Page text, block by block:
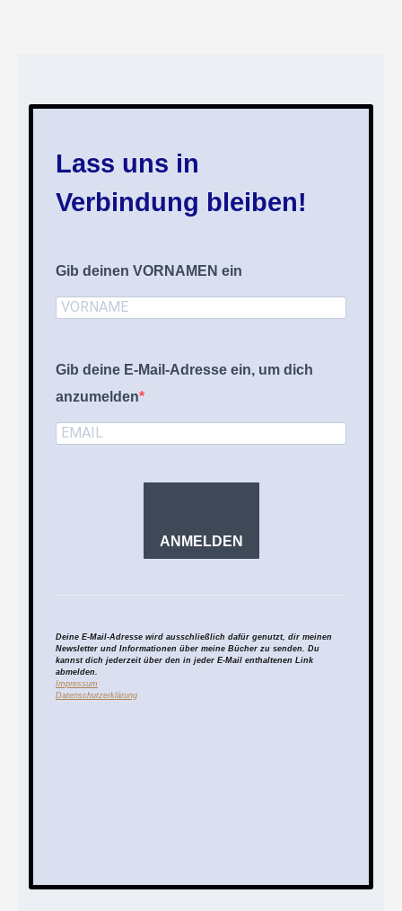
Lass uns in
Verbindung bleiben!
Gib deinen VORNAMEN ein
Gib deine E-Mail-Adresse ein, um dich
anzumelden
ANMELDEN
Deine E-Mail-Adresse wird ausschließlich dafür genutzt, dir meinen
Newsletter und Informationen über meine Bücher zu senden. Du
kannst dich jederzeit über den in jeder E-Mail enthaltenen Link
abmelden.
Impressum
Datenschutzerklärung